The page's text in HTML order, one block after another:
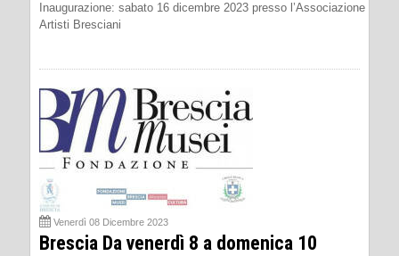
Inaugurazione: sabato 16 dicembre 2023 presso l’Associazione
Artisti Bresciani
Venerdì 08 Dicembre 2023
Brescia Da venerdì 8 a domenica 10